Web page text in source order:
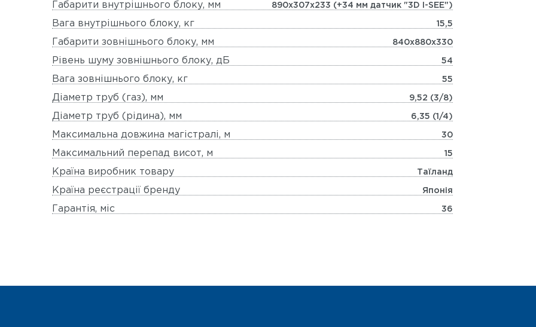
Габарити внутрішнього блоку, мм 890х307х233 (+34 мм датчик "3D I-SEE")
Вага внутрішнього блоку, кг 15,5
Габарити зовнішнього блоку, мм 840х880х330
Рівень шуму зовнішнього блоку, дБ 54
Вага зовнішнього блоку, кг 55
Діаметр труб (газ), мм 9,52 (3/8)
Діаметр труб (рідина), мм 6,35 (1/4)
Максимальна довжина магістралі, м 30
Максимальний перепад висот, м 15
Країна виробник товару Таїланд
Країна реєстрації бренду Японія
Гарантія, міс 36